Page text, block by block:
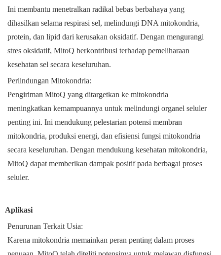
Ini membantu menetralkan radikal bebas berbahaya yang
dihasilkan selama respirasi sel, melindungi DNA mitokondria,
protein, dan lipid dari kerusakan oksidatif. Dengan mengurangi
stres oksidatif, MitoQ berkontribusi terhadap pemeliharaan
kesehatan sel secara keseluruhan.
Perlindungan Mitokondria:
Pengiriman MitoQ yang ditargetkan ke mitokondria
meningkatkan kemampuannya untuk melindungi organel seluler
penting ini. Ini mendukung pelestarian potensi membran
mitokondria, produksi energi, dan efisiensi fungsi mitokondria
secara keseluruhan. Dengan mendukung kesehatan mitokondria,
MitoQ dapat memberikan dampak positif pada berbagai proses
seluler.
Aplikasi
Penurunan Terkait Usia:
Karena mitokondria memainkan peran penting dalam proses